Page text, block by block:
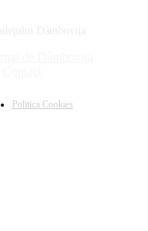
Politica Cookies